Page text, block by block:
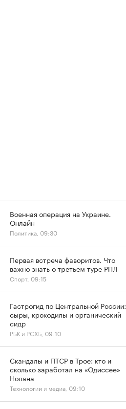
Военная операция на Украине.
Онлайн
Политика, 09:30
Первая встреча фаворитов. Что
важно знать о третьем туре РПЛ
Спорт, 09:15
Гастрогид по Центральной России:
сыры, крокодилы и органический
сидр
РБК и РСХБ, 09:10
Скандалы и ПТСР в Трое: кто и
сколько заработал на «Одиссее»
Нолана
Технологии и медиа, 09:10